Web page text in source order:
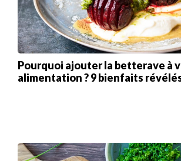
Pourquoi ajouter la betterave à
alimentation ? 9 bienfaits